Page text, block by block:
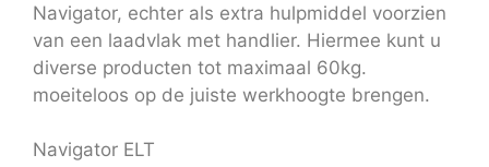
Navigator, echter als extra hulpmiddel voorzien
van een laadvlak met handlier. Hiermee kunt u
diverse producten tot maximaal 60kg.
moeiteloos op de juiste werkhoogte brengen.
Navigator ELT